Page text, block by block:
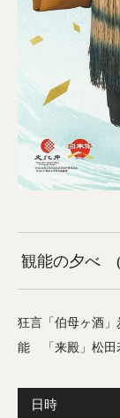
観能の夕べ
狂言「伯母ヶ酒」
能 「来殿」松田
日時